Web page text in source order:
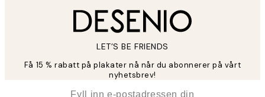
LET’S BE FRIENDS
Få 15 % rabatt på plakater nå når du abonnerer på vårt
nyhetsbrev!